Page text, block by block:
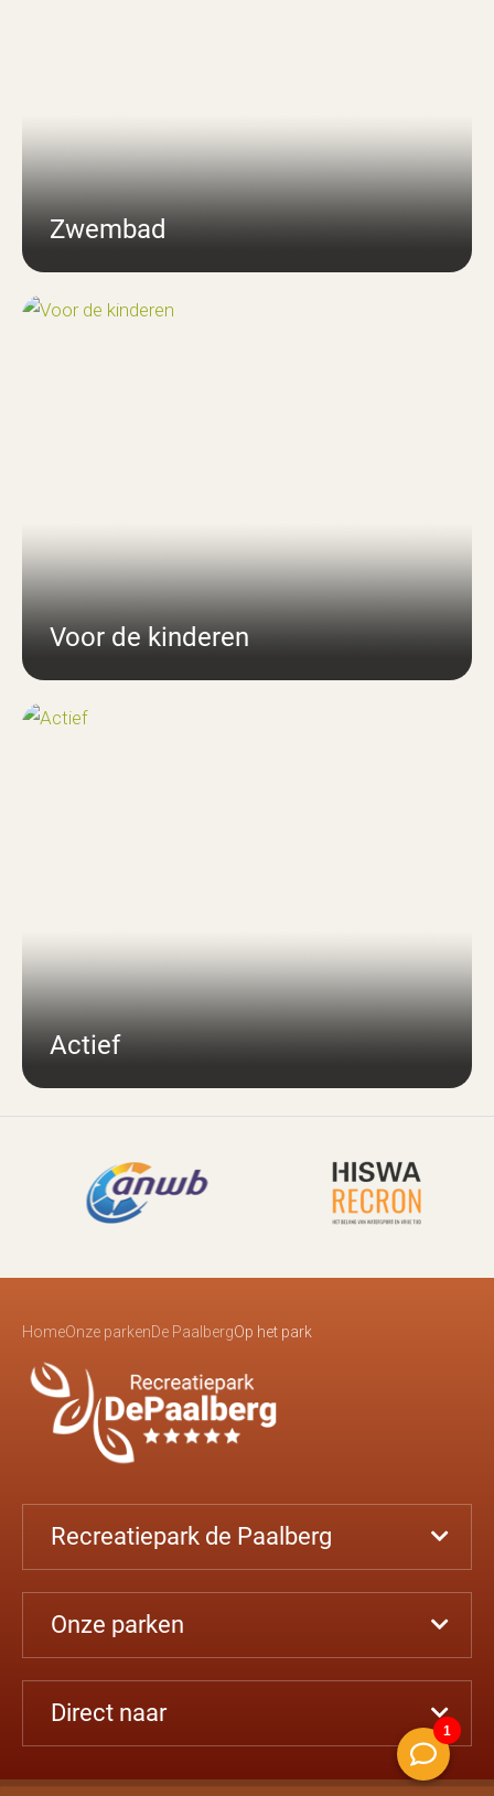
Zwembad
Voor de kinderen
Actief
HomeOnze parkenDe PaalbergOp het park
Recreatiepark de Paalberg
Onze parken
Direct naar